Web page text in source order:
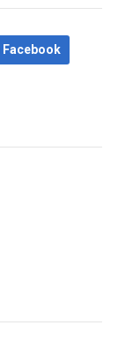
Facebook